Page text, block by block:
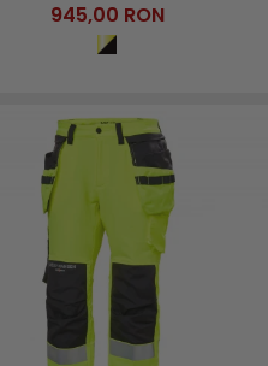
945,00 RON